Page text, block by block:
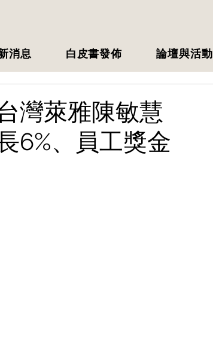
消息 白皮書發佈 論壇與活動
灣萊雅陳敏慧
6%、員工獎金